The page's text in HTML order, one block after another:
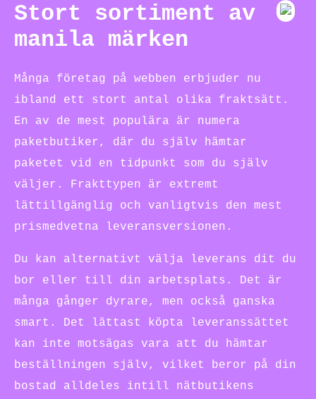
Stort sortiment av
manila märken
Många företag på webben erbjuder nu
ibland ett stort antal olika fraktsätt.
En av de mest populära är numera
paketbutiker, där du själv hämtar
paketet vid en tidpunkt som du själv
väljer. Frakttypen är extremt
lättillgänglig och vanligtvis den mest
prismedvetna leveransversionen.
Du kan alternativt välja leverans dit du
bor eller till din arbetsplats. Det är
många gånger dyrare, men också ganska
smart. Det lättast köpta leveranssättet
kan inte motsägas vara att du hämtar
beställningen själv, vilket beror på din
bostad alldeles intill nätbutikens